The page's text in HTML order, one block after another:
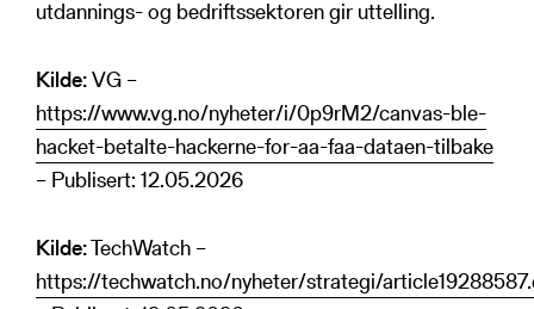
utdannings- og bedriftssektoren gir uttelling.
Kilde:VG –
https://www.vg.no/nyheter/i/0p9rM2/canvas-ble-
hacket-betalte-hackerne-for-aa-faa-dataen-tilbake
– Publisert: 12.05.2026
Kilde:TechWatch –
https://techwatch.no/nyheter/strategi/